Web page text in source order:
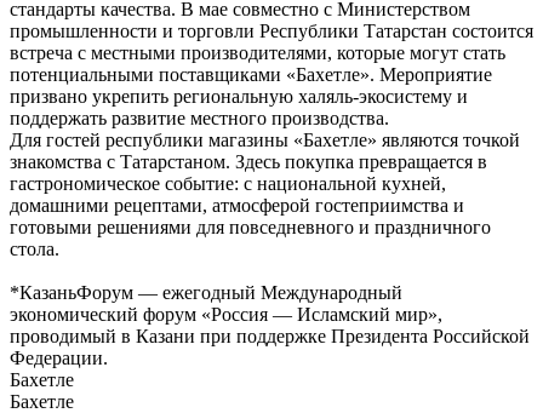
стандарты качества. В мае совместно с Министерством
промышленности и торговли Республики Татарстан состоится
встреча с местными производителями, которые могут стать
потенциальными поставщиками «Бахетле». Мероприятие
призвано укрепить региональную халяль-экосистему и
поддержать развитие местного производства.
Для гостей республики магазины «Бахетле» являются точкой
знакомства с Татарстаном. Здесь покупка превращается в
гастрономическое событие: с национальной кухней,
домашними рецептами, атмосферой гостеприимства и
готовыми решениями для повседневного и праздничного
стола.
*КазаньФорум — ежегодный Международный
экономический форум «Россия — Исламский мир»,
проводимый в Казани при поддержке Президента Российской
Федерации.
Бахетле
Бахетле